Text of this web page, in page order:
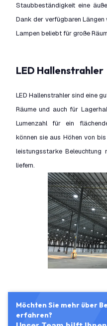
Staubbeständigkeit eine
Dank der verfügbaren Längen
Lampen beliebt für große
LED Hallenstrahler
LED Hallenstrahler sind eine
Räume und auch für
Lumenzahl für ein
können sie aus Höhen von
leistungsstarke Beleuchtung
liefern.
Möchten Sie mehr über Beleuchtungonline.de
erfahren?